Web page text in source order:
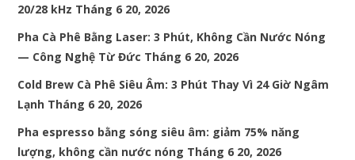
20/28 kHz Tháng 6 20, 2026
Pha Cà Phê Bằng Laser: 3 Phút, Không Cần Nước Nóng
— Công Nghệ Từ Đức Tháng 6 20, 2026
Cold Brew Cà Phê Siêu Âm: 3 Phút Thay Vì 24 Giờ Ngâm
Lạnh Tháng 6 20, 2026
Pha espresso bằng sóng siêu âm: giảm 75% năng
lượng, không cần nước nóng Tháng 6 20, 2026